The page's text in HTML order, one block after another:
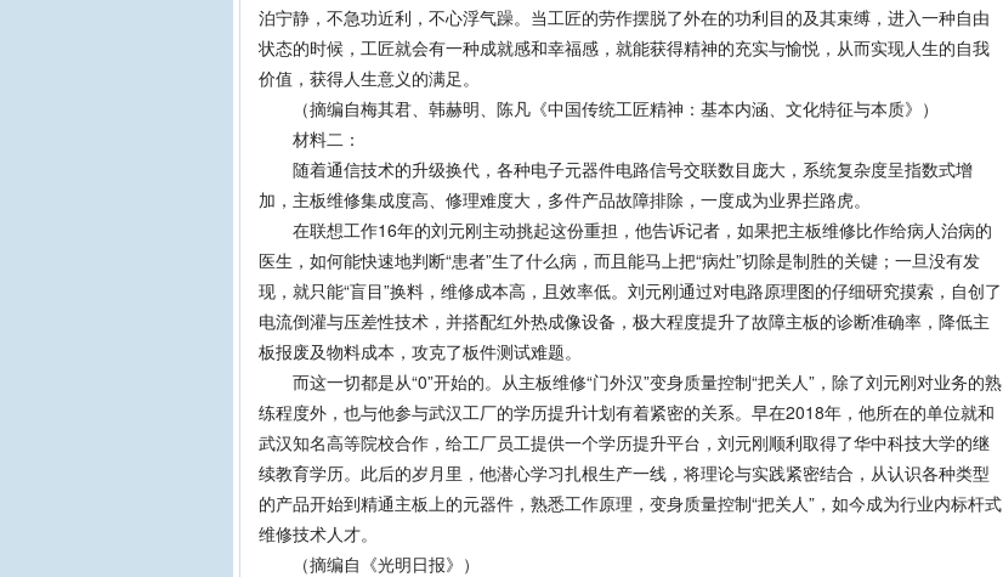
泊宁静，不急功近利，不心浮气躁。当工匠的劳作摆脱了外在的功利目的及其束缚，进入一种自由
状态的时候，工匠就会有一种成就感和幸福感，就能获得精神的充实与愉悦，从而实现人生的自我
价值，获得人生意义的满足。
（摘编自梅其君、韩赫明、陈凡《中国传统工匠精神：基本内涵、文化特征与本质》）
材料二：
随着通信技术的升级换代，各种电子元器件电路信号交联数目庞大，系统复杂度呈指数式增
加，主板维修集成度高、修理难度大，多件产品故障排除，一度成为业界拦路虎。
在联想工作16年的刘元刚主动挑起这份重担，他告诉记者，如果把主板维修比作给病人治病的
医生，如何能快速地判断“患者”生了什么病，而且能马上把“病灶”切除是制胜的关键；一旦没有发
现，就只能“盲目”换料，维修成本高，且效率低。刘元刚通过对电路原理图的仔细研究摸索，自创了
电流倒灌与压差性技术，并搭配红外热成像设备，极大程度提升了故障主板的诊断准确率，降低主
板报废及物料成本，攻克了板件测试难题。
而这一切都是从“0”开始的。从主板维修“门外汉”变身质量控制“把关人”，除了刘元刚对业务的熟
练程度外，也与他参与武汉工厂的学历提升计划有着紧密的关系。早在2018年，他所在的单位就和
武汉知名高等院校合作，给工厂员工提供一个学历提升平台，刘元刚顺利取得了华中科技大学的继
续教育学历。此后的岁月里，他潜心学习扎根生产一线，将理论与实践紧密结合，从认识各种类型
的产品开始到精通主板上的元器件，熟悉工作原理，变身质量控制“把关人”，如今成为行业内标杆式
维修技术人才。
（摘编自《光明日报》）